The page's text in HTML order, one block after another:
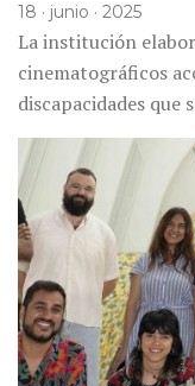
18 · junio · 2025
La institución
cinematográficos
discapacidades que